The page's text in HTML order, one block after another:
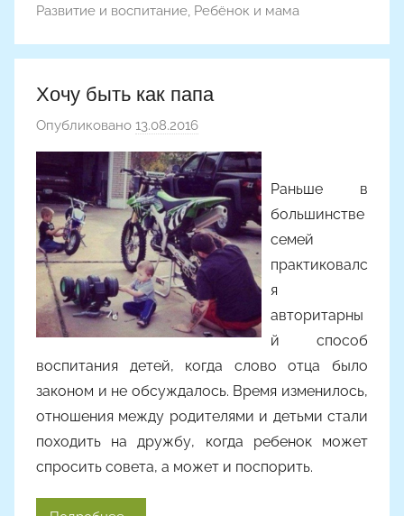
Развитие и воспитание Ребёнок и мама
Хочу быть как папа
Опубликовано 13.08.2016
в
т
о
р
о
м
l
y
o
Раньше в
большинстве
семей
практиковалс
я
авторитарны
й способ
воспитания детей, когда слово отца было
законом и не обсуждалось. Время изменилось,
отношения между родителями и детьми стали
походить на дружбу, когда ребенок может
спросить совета, а может и поспорить.